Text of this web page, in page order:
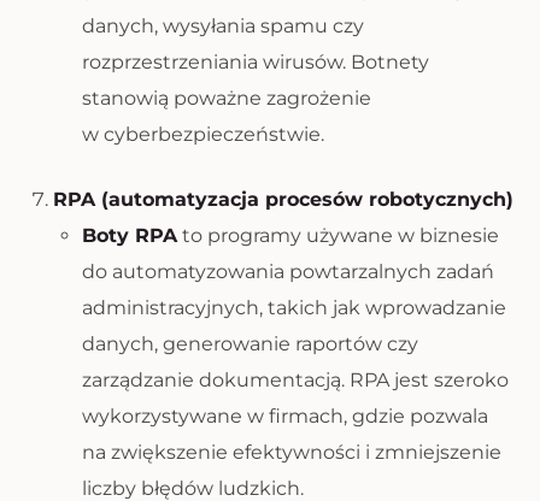
danych, wysyłania spamu czy
rozprzestrzeniania wirusów. Botnety
stanowią poważne zagrożenie
w cyberbezpieczeństwie.
RPA (automatyzacja procesów robotycznych)
Boty RPAto programy używane w biznesie
do automatyzowania powtarzalnych zadań
administracyjnych, takich jak wprowadzanie
danych, generowanie raportów czy
zarządzanie dokumentacją. RPA jest szeroko
wykorzystywane w firmach, gdzie pozwala
na zwiększenie efektywności i zmniejszenie
liczby błędów ludzkich.